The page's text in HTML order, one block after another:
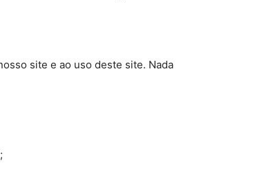
site e ao uso deste site. Nada